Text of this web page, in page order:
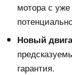
мотора с
Новый
гарантия.